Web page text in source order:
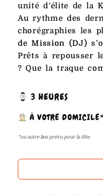
unité d’élite de la
Au rythme des
chorégraphies les
de Mission (DJ)
Prêts à repousser
? Que la traque
3 HEURES
À VOTRE DOMICILE*
*ou autre lieu prévu pour la fête.